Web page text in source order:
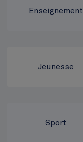
Enseignement
Jeunesse
Sport